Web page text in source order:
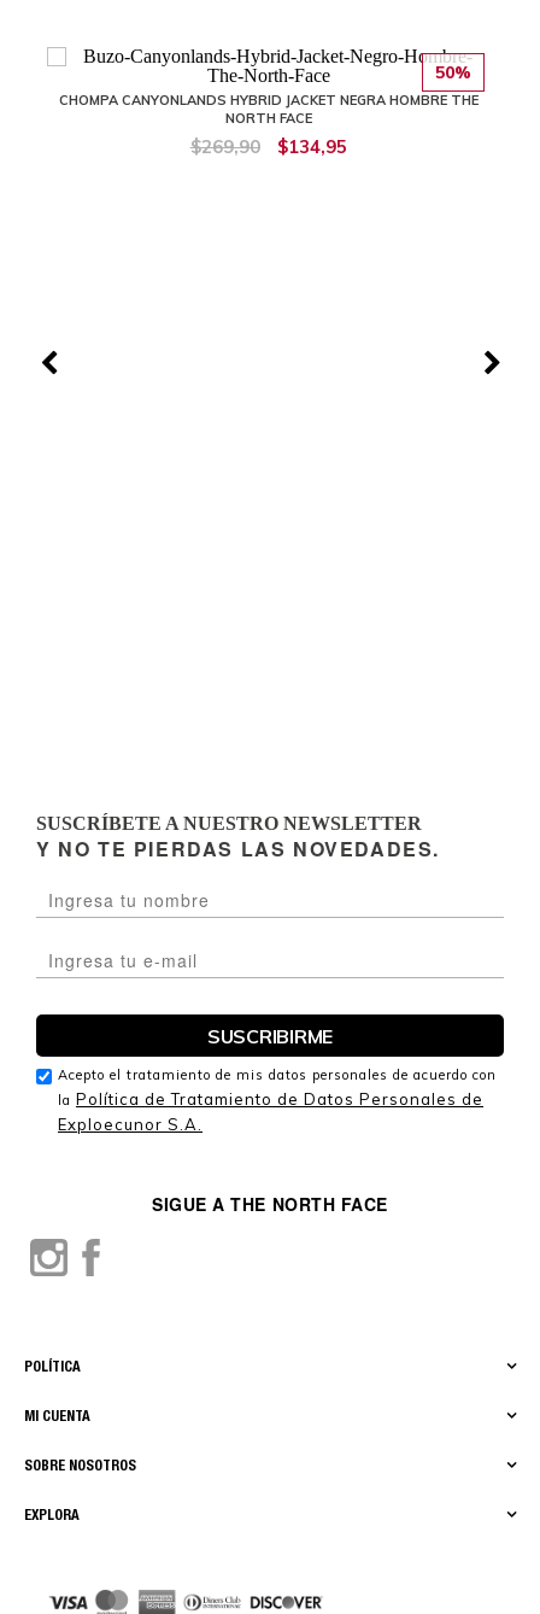
50%
CHOMPA CANYONLANDS HYBRID JACKET NEGRA HOMBRE THE
NORTH FACE
$269,90 $134,95
EXPLORA
SOBRE NOSOTROS
MI CUENTA
POLÍTICA
SIGUE A THE NORTH FACE
SUSCRÍBETE A NUESTRO NEWSLETTER
Y NO TE PIERDAS LAS NOVEDADES.
Acepto el tratamiento de mis datos personales de acuerdo con
la Política de Tratamiento de Datos Personales de
Exploecunor S.A.